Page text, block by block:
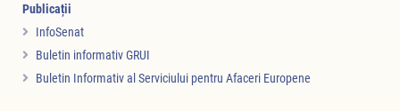
Publicații
InfoSenat
Buletin informativ GRUI
Buletin Informativ al Serviciului pentru Afaceri Europene